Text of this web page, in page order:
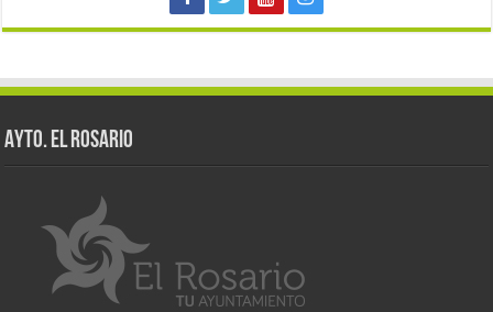
AYTO. EL ROSARIO